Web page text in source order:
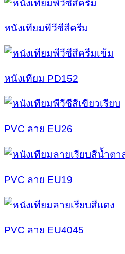
หนังเทียมพีวีซีสีครีม
หนังเทียม PD152
PVC ลาย EU26
PVC ลาย EU19
PVC ลาย EU4045